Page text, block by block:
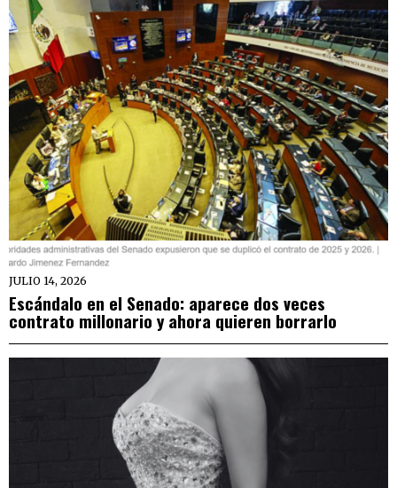
JULIO 14, 2026
Escándalo en el Senado: aparece dos veces
contrato millonario y ahora quieren borrarlo